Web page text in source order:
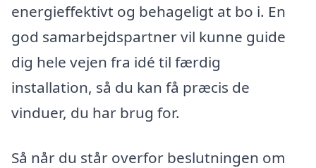
energieffektivt og behageligt at bo i. En
god samarbejdspartner vil kunne guide
dig hele vejen fra idé til færdig
installation, så du kan få præcis de
vinduer, du har brug for.
Så når du står overfor beslutningen om